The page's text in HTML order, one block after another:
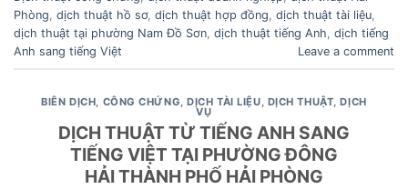
Phòng, dịch thuật hồ sơ, dịch thuật hợp đồng, dịch thuật tài liệu,
dịch thuật tại phường Nam Đồ Sơn, dịch thuật tiếng Anh, dịch tiếng
Anh sang tiếng Việt
Leave a comment
BIÊN DỊCH CÔNG CHỨNG ,DỊCH TÀI LIỆU DỊCH THUẬT ,DỊCH
VỤ
DỊCH THUẬT TỪ TIẾNG ANH SANG
TIẾNG VIỆT TẠI PHƯỜNG ĐÔNG
HẢI THÀNH PHỐ HẢI PHÒNG